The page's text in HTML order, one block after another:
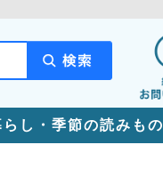
らし・季節の読みもの